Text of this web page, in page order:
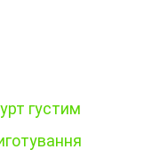
густим